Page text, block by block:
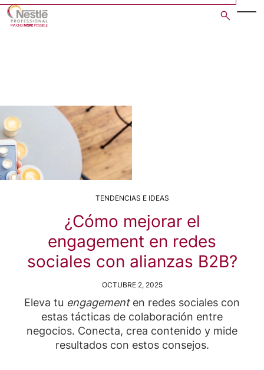
Skip
TENDENCIAS E IDEAS
¿Cómo mejorar el
engagement en redes
sociales con alianzas B2B?
OCTUBRE 2, 2025
Eleva tu engagement en redes sociales con
estas tácticas de colaboración entre
negocios. Conecta, crea contenido y mide
resultados con estos consejos.